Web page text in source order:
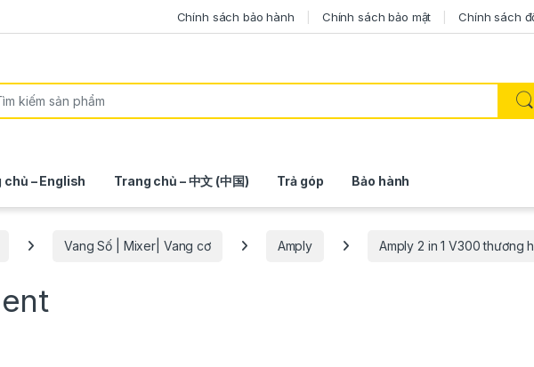
Chính sách bảo hành Chính sách bảo mật Chính sách
chủ – English Trang chủ – 中文 (中国) Trả góp Bảo hành
Vang Số | Mixer| Vang cơ Amply Amply 2 in 1 V300 thương